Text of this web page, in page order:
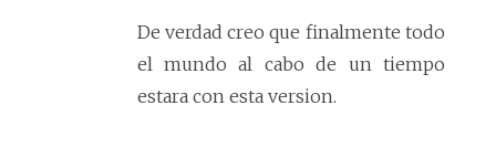
De verdad creo que finalmente todo
el mundo al cabo de un tiempo
estara con esta version.